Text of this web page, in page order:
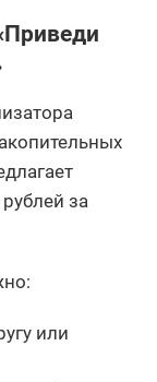
за
или